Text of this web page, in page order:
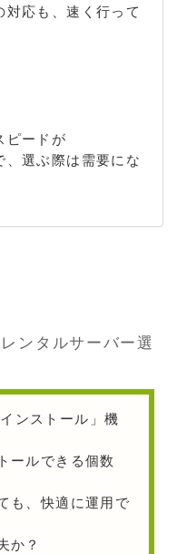
応も、速く行って
ピードが
、選ぶ際は需要にな
ンタルサーバー選
ンストール」機
ールできる個数
も、快適に運用で
か？